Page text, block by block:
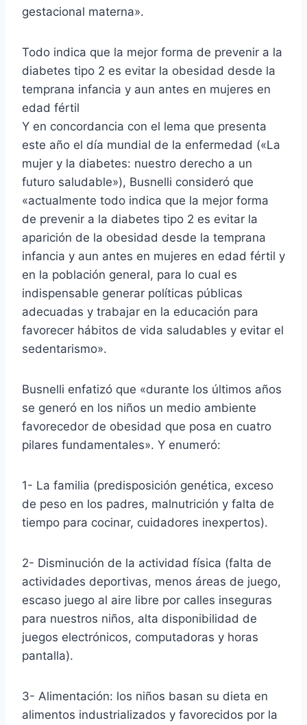
gestacional materna».
Todo indica que la mejor forma de prevenir a la
diabetes tipo 2 es evitar la obesidad desde la
temprana infancia y aun antes en mujeres en
edad fértil
Y en concordancia con el lema que presenta
este año el día mundial de la enfermedad («La
mujer y la diabetes: nuestro derecho a un
futuro saludable»), Busnelli consideró que
«actualmente todo indica que la mejor forma
de prevenir a la diabetes tipo 2 es evitar la
aparición de la obesidad desde la temprana
infancia y aun antes en mujeres en edad fértil y
en la población general, para lo cual es
indispensable generar políticas públicas
adecuadas y trabajar en la educación para
favorecer hábitos de vida saludables y evitar el
sedentarismo».
Busnelli enfatizó que «durante los últimos años
se generó en los niños un medio ambiente
favorecedor de obesidad que posa en cuatro
pilares fundamentales». Y enumeró:
1- La familia (predisposición genética, exceso
de peso en los padres, malnutrición y falta de
tiempo para cocinar, cuidadores inexpertos).
2- Disminución de la actividad física (falta de
actividades deportivas, menos áreas de juego,
escaso juego al aire libre por calles inseguras
para nuestros niños, alta disponibilidad de
juegos electrónicos, computadoras y horas
pantalla).
3- Alimentación: los niños basan su dieta en
alimentos industrializados y favorecidos por la